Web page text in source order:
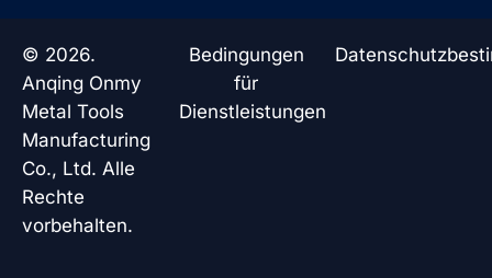
o
a
p
e
© 2026.
Anqing Onmy
Metal Tools
Manufacturing
Co., Ltd. Alle
Rechte
vorbehalten.
Bedingungen
für
Dienstleistungen